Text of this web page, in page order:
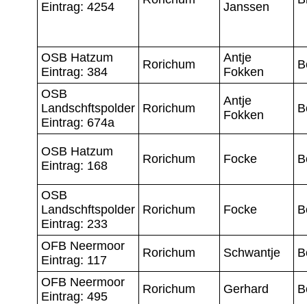
Eintrag: 4254
Janssen
OSB Hatzum
Eintrag: 384
Rorichum
Antje
Fokken
OSB
Landschftspolder
Eintrag: 674a
Rorichum
Antje
Fokken
OSB Hatzum
Eintrag: 168
Rorichum Focke
OSB
Landschftspolder
Eintrag: 233
Rorichum Focke
OFB Neermoor
Eintrag: 117
Rorichum Schwantje
OFB Neermoor
Eintrag: 495
Rorichum Gerhard